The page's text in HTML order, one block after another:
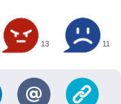
13 11